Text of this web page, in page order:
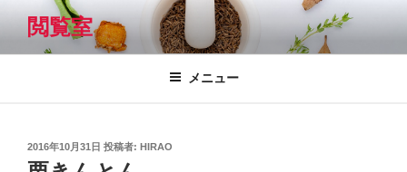
テ
閲覧室
メニュー
投
稿
2016年10月31日 投稿者: HIRAO